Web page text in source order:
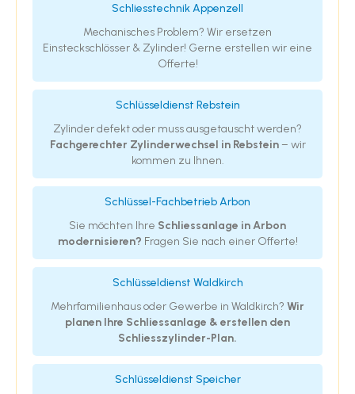
Schliesstechnik Appenzell
Mechanisches Problem? Wir ersetzen
Einsteckschlösser & Zylinder! Gerne erstellen wir eine
Offerte!
Schlüsseldienst Rebstein
Zylinder defekt oder muss ausgetauscht werden?
Fachgerechter Zylinderwechsel in Rebstein– wir
kommen zu Ihnen.
Schlüssel-Fachbetrieb Arbon
Sie möchten Ihre Schliessanlage in Arbon
modernisieren? Fragen Sie nach einer Offerte!
Schlüsseldienst Waldkirch
Mehrfamilienhaus oder Gewerbe in Waldkirch? Wir
planen Ihre Schliessanlage & erstellen den
Schliesszylinder-Plan.
Schlüsseldienst Speicher